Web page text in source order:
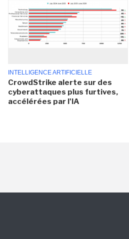
INTELLIGENCE ARTIFICIELLE
CrowdStrike alerte sur des
cyberattaques plus furtives,
accélérées par l'IA